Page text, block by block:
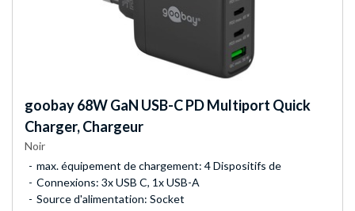
goobay68W GaN USB-C PD Multiport Quick
Charger, Chargeur
Noir
max. équipement de chargement: 4 Dispositifs de
Connexions: 3x USB C, 1x USB-A
Source d'alimentation: Socket